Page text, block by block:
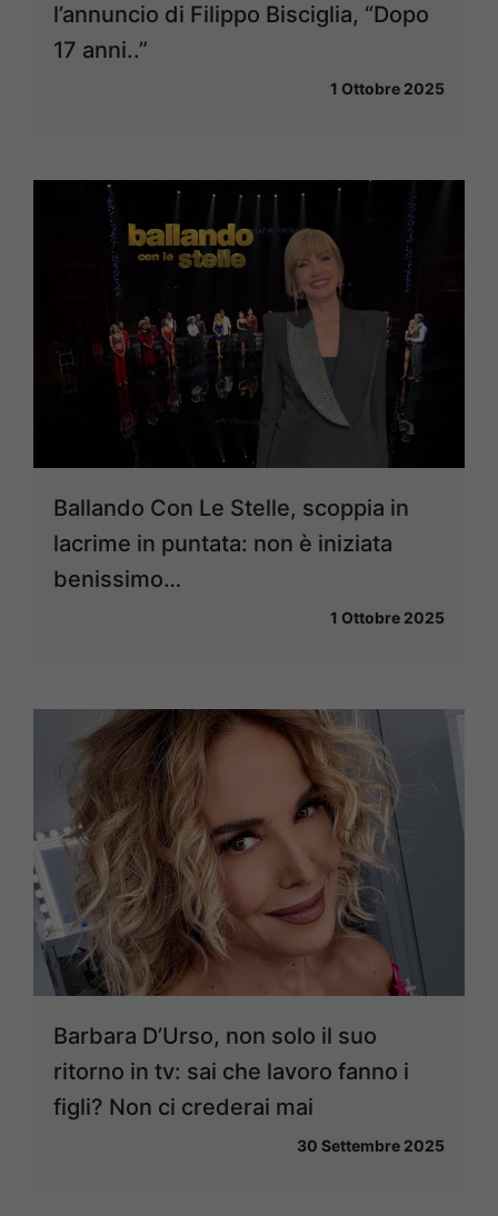
l’annuncio di Filippo Bisciglia, “Dopo
17 anni..”
1 Ottobre 2025
Ballando Con Le Stelle, scoppia in
lacrime in puntata: non è iniziata
benissimo…
1 Ottobre 2025
Barbara D’Urso, non solo il suo
ritorno in tv: sai che lavoro fanno i
figli? Non ci crederai mai
30 Settembre 2025